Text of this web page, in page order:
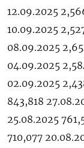
12.09.2025
10.09.2025
08.09.2025
04.09.2025
02.09.2025
843,818
25.08.2025
710,077